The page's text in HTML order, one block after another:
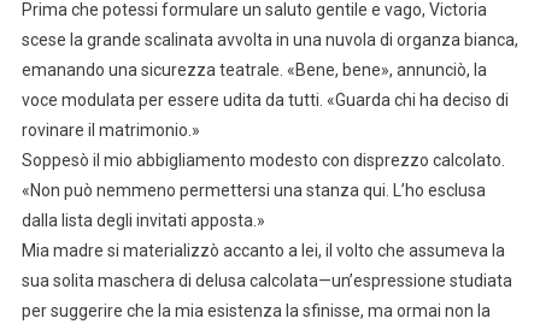
Prima che potessi formulare un saluto gentile e vago, Victoria
scese la grande scalinata avvolta in una nuvola di organza bianca,
emanando una sicurezza teatrale. «Bene, bene», annunciò, la
voce modulata per essere udita da tutti. «Guarda chi ha deciso di
rovinare il matrimonio.»
Soppesò il mio abbigliamento modesto con disprezzo calcolato.
«Non può nemmeno permettersi una stanza qui. L’ho esclusa
dalla lista degli invitati apposta.»
Mia madre si materializzò accanto a lei, il volto che assumeva la
sua solita maschera di delusa calcolata—un’espressione studiata
per suggerire che la mia esistenza la sfinisse, ma ormai non la